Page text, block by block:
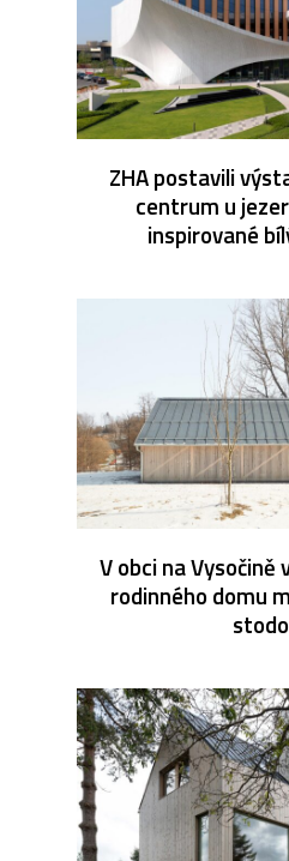
ZHA postavili
centrum u
inspirované
V obci na Vysočině
rodinného domu